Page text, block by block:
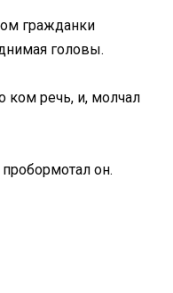
гражданки
головы.
ком речь, и, молчал
он.